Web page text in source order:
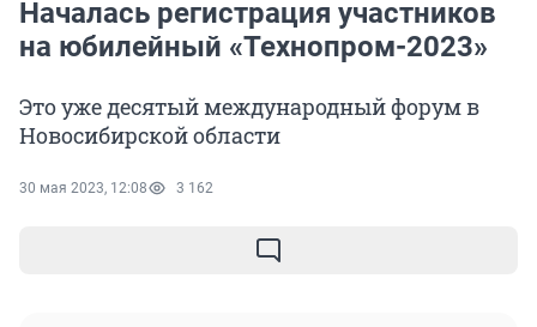
Началась регистрация участников
на юбилейный «Технопром-2023»
Это уже десятый международный форум в
Новосибирской области
30 мая 2023, 12:08 3 162